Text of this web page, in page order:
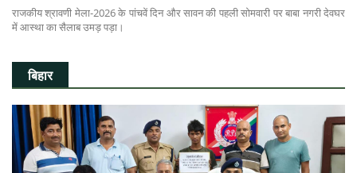
राजकीय श्रावणी मेला-2026 के पांचवें दिन और सावन की पहली सोमवारी पर बाबा नगरी देवघर
में आस्था का सैलाब उमड़ पड़ा।
बिहार